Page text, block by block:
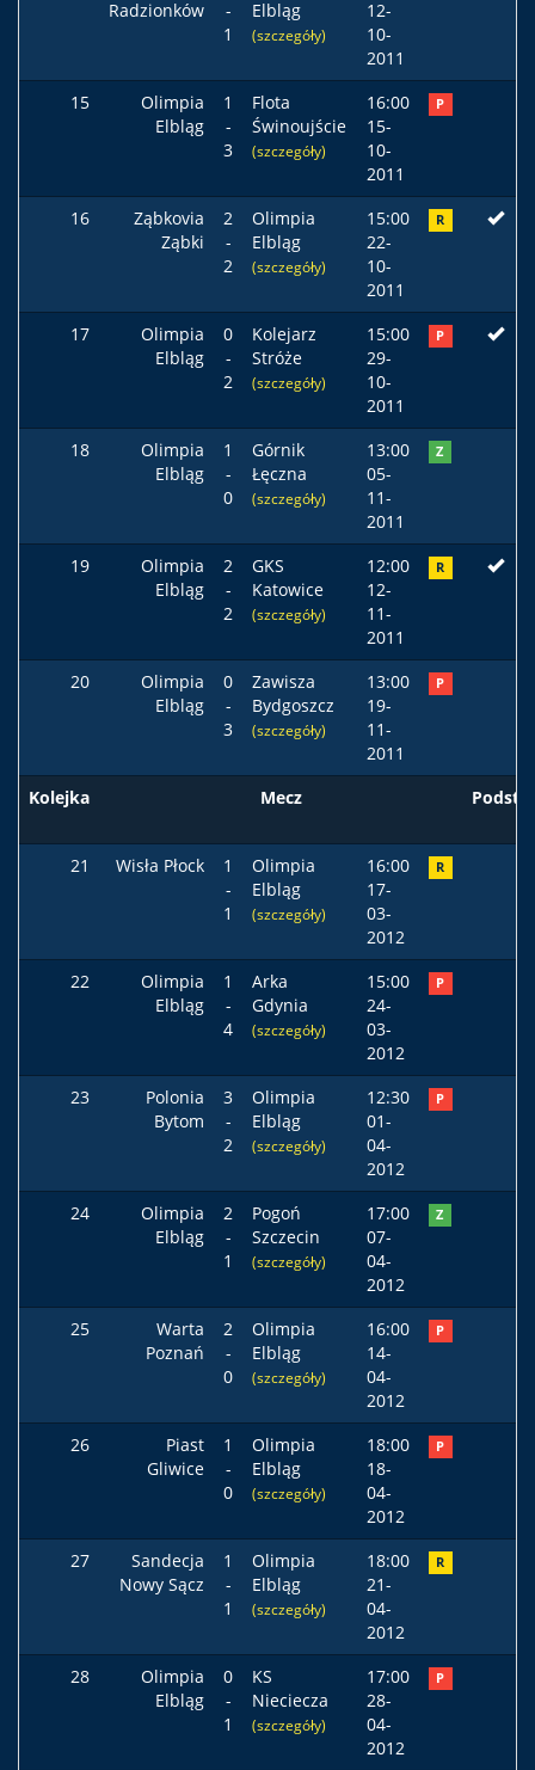
Radzionków
-
1
Elbląg
(szczegóły)
12-
10-
2011
15
Olimpia
Elbląg
1
-
3
Flota
Świnoujście
(szczegóły)
16:00
15-
10-
2011
P
16
Ząbkovia
Ząbki
2
-
2
Olimpia
Elbląg
(szczegóły)
15:00
22-
10-
2011
R
17
Olimpia
Elbląg
0
-
2
Kolejarz
Stróże
(szczegóły)
15:00
29-
10-
2011
P
18
Olimpia
Elbląg
1
-
0
Górnik
Łęczna
(szczegóły)
13:00
05-
11-
2011
Z
19
Olimpia
Elbląg
2
-
2
GKS
Katowice
(szczegóły)
12:00
12-
11-
2011
R
20
Olimpia
Elbląg
0
-
3
Zawisza
Bydgoszcz
(szczegóły)
13:00
19-
11-
2011
P
Kolejka Mecz Podst
21 Wisła Płock
1
-
1
Olimpia
Elbląg
(szczegóły)
16:00
17-
03-
2012
R
22
Olimpia
Elbląg
1
-
4
Arka
Gdynia
(szczegóły)
15:00
24-
03-
2012
P
23
Polonia
Bytom
3
-
2
Olimpia
Elbląg
(szczegóły)
12:30
01-
04-
2012
P
24
Olimpia
Elbląg
2
-
1
Pogoń
Szczecin
(szczegóły)
17:00
07-
04-
2012
Z
25
Warta
Poznań
2
-
0
Olimpia
Elbląg
(szczegóły)
16:00
14-
04-
2012
P
26
Piast
Gliwice
1
-
0
Olimpia
Elbląg
(szczegóły)
18:00
18-
04-
2012
P
27
Sandecja
Nowy Sącz
1
-
1
Olimpia
Elbląg
(szczegóły)
18:00
21-
04-
2012
R
28
Olimpia
Elbląg
0
-
1
KS
Nieciecza
(szczegóły)
17:00
28-
04-
2012
P